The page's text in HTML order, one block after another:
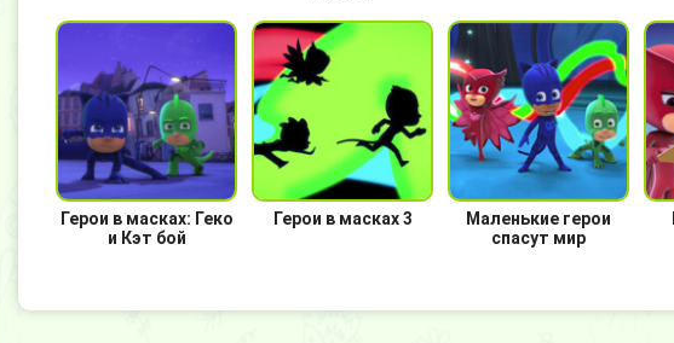
Герои в масках: Геко
и Кэт бой
Герои в масках 3
Маленькие герои
спасут мир